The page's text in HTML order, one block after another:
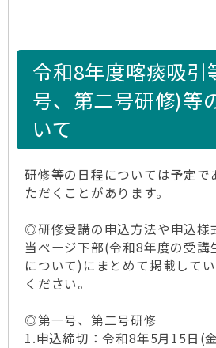
令和8年度喀痰吸引
号、第二号研修)等
いて
研修等の日程については予定で
ただくことがあります。
◎研修受講の申込方法や申込様
当ページ下部(令和8年度の受講
について)にまとめて掲載して
ください。
◎第一号、第二号研修
1.申込締切：令和8年5月15日(